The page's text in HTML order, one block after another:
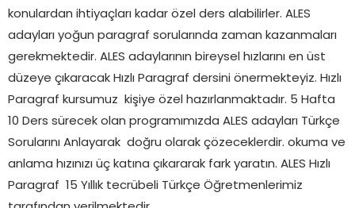
konulardan ihtiyaçları kadar özel ders alabilirler. ALES
adayları yoğun paragraf sorularında zaman kazanmaları
gerekmektedir. ALES adaylarının bireysel hızlarını en üst
düzeye çıkaracak Hızlı Paragraf dersini önermekteyiz. Hızlı
Paragraf kursumuz kişiye özel hazırlanmaktadır. 5 Hafta
10 Ders sürecek olan programımızda ALES adayları Türkçe
Sorularını Anlayarak doğru olarak çözeceklerdir. okuma ve
anlama hızınızı üç katına çıkararak fark yaratın. ALES Hızlı
Paragraf 15 Yıllık tecrübeli Türkçe Öğretmenlerimiz